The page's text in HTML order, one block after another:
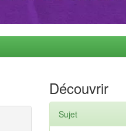
Découvrir
Sujet